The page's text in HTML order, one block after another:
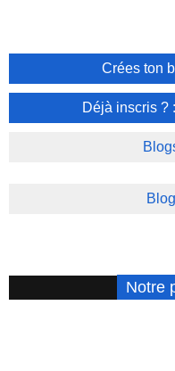
Crées ton
Déjà inscris ?
Notre